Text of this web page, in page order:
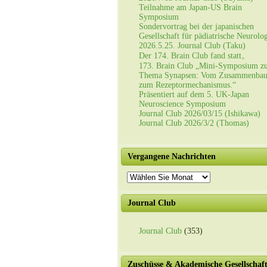
Teilnahme am Japan-US Brain
Symposium
Sondervortrag bei der japanischen
Gesellschaft für pädiatrische
2026.5.25. Journal Club (Taku)
Der 174. Brain Club fand statt。
173. Brain Club „Mini-Symposium
Thema Synapsen: Vom Zusammenbau
zum Rezeptormechanismus.“
Präsentiert auf dem 5. UK-Japan
Neuroscience Symposium
Journal Club 2026/03/15 (Ishikawa)
Journal Club 2026/3/2 (Thomas)
Vergangene Nachrichten
Vergangene
Nachrichten
Journal Club
Journal Club (353)
Zuschüsse & Akademische